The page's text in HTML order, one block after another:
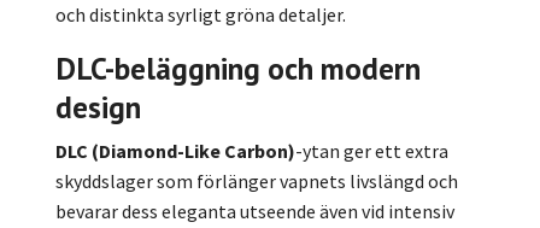
och distinkta syrligt gröna detaljer.
DLC-beläggning och modern
design
DLC (Diamond-Like Carbon)-ytan ger ett extra
skyddslager som förlänger vapnets livslängd och
bevarar dess eleganta utseende även vid intensiv